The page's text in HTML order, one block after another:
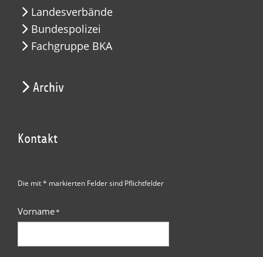
Landesverbände
Bundespolizei
Fachgruppe BKA
Archiv
Kontakt
Die mit * markierten Felder sind Pflichtfelder
Vorname*